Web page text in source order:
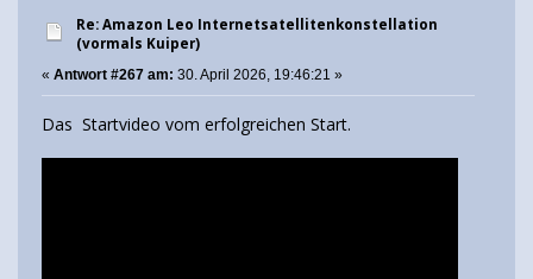
Re: Amazon Leo Internetsatellitenkonstellation
(vormals Kuiper)
« Antwort #267 am: 30. April 2026, 19:46:21 »
Das Startvideo vom erfolgreichen Start.